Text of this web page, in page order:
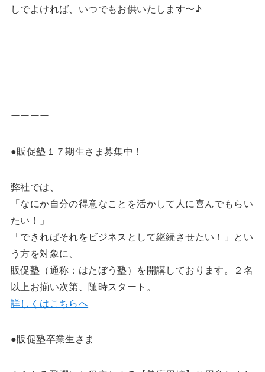
しでよければ、いつでもお供いたします〜♪
ーーーー
●販促塾１７期生さま募集中！
弊社では、
「なにか自分の得意なことを活かして人に喜んでもらい
たい！」
「できればそれをビジネスとして継続させたい！」とい
う方を対象に、
販促塾（通称：はたぼう塾）を開講しております。２名
以上お揃い次第、随時スタート。
詳しくはこちらへ
●販促塾卒業生さま